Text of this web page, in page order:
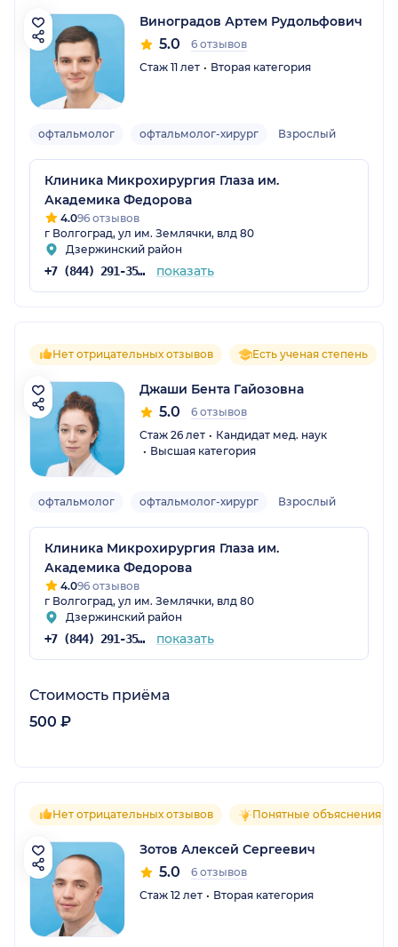
Виноградов Артем Рудольфович
5.0
6 отзывов
Стаж 11 лет
Вторая категория
офтальмолог офтальмолог-хирург Взрослый
Клиника Микрохирургия Глаза им.
Академика Федорова
4.096 отзывов
г Волгоград, ул им. Землячки, влд 80
Дзержинский район
+7 (844) 291-35-35 показать
Нет отрицательных отзывов Есть ученая степень
Джаши Бента Гайозовна
5.0
6 отзывов
Стаж 26 лет
Кандидат мед. наук
Высшая категория
офтальмолог офтальмолог-хирург Взрослый
Клиника Микрохирургия Глаза им.
Академика Федорова
4.096 отзывов
г Волгоград, ул им. Землячки, влд 80
Дзержинский район
+7 (844) 291-35-35 показать
Стоимость приёма
500 ₽
Нет отрицательных отзывов Понятные объяснения
Зотов Алексей Сергеевич
5.0
6 отзывов
Стаж 12 лет
Вторая категория